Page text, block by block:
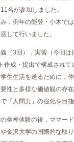
名が参加しました。
，例年の能登・小木で
して行いました。
（3回），実習（今回は
成・提出で構成されて
生生活を送るために，
性と多様な価値観の存
「人間力」の強化を目指
坐禅体験の後，ママー
金沢大学の国際的な取